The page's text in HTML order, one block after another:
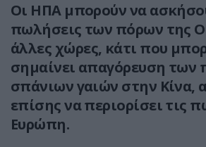
Οι ΗΠΑ μπορούν να
πωλήσεις των πόρων της
άλλες χώρες, κάτι που
σημαίνει απαγόρευση
σπάνιων γαιών στην Κίνα,
επίσης να περιορίσει τις
Ευρώπη.